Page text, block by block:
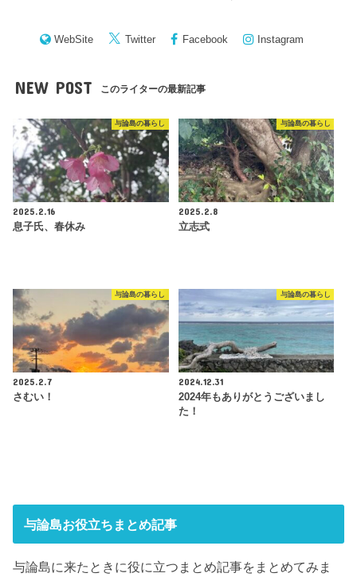
WebSite Twitter Facebook Instagram
NEW POST このライターの最新記事
与論島の暮らし
2025.2.16
息子氏、春休み
与論島の暮らし
2025.2.8
立志式
与論島の暮らし
2025.2.7
さむい！
与論島の暮らし
2024.12.31
2024年もありがとうございまし
た！
与論島お役立ちまとめ記事
与論島に来たときに役に立つまとめ記事をまとめてみま